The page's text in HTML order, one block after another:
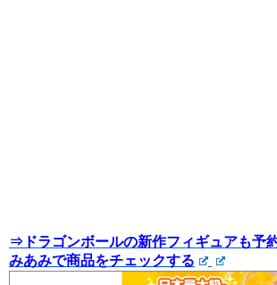
⇒ドラゴンボールの新作フィギュアも予
みあみで商品をチェックする